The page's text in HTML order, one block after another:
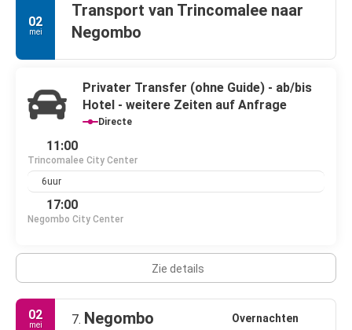
02
mei
Transport van Trincomalee naar
Negombo
Privater Transfer (ohne Guide) - ab/bis
Hotel - weitere Zeiten auf Anfrage
Directe
11:00
Trincomalee City Center
6uur
17:00
Negombo City Center
Zie details
02
mei 7. Negombo Overnachten